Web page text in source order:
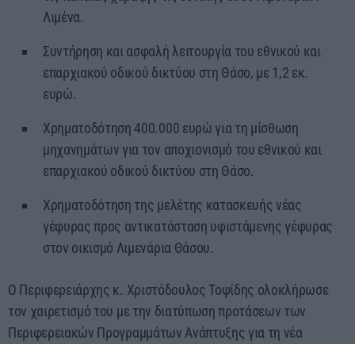
Λιμένα.
Συντήρηση και ασφαλή λειτουργία του εθνικού και
επαρχιακού οδικού δικτύου στη Θάσο, με 1,2 εκ.
ευρώ.
Χρηματοδότηση 400.000 ευρώ για τη μίσθωση
μηχανημάτων για τον αποχιονισμό του εθνικού και
επαρχιακού οδικού δικτύου στη Θάσο.
Χρηματοδότηση της μελέτης κατασκευής νέας
γέφυρας προς αντικατάσταση υφιστάμενης γέφυρας
στον οικισμό Λιμενάρια Θάσου.
Ο Περιφερειάρχης κ. Χριστόδουλος Τοψίδης ολοκλήρωσε
τον χαιρετισμό του με την διατύπωση προτάσεων των
Περιφερειακών Προγραμμάτων Ανάπτυξης για τη νέα